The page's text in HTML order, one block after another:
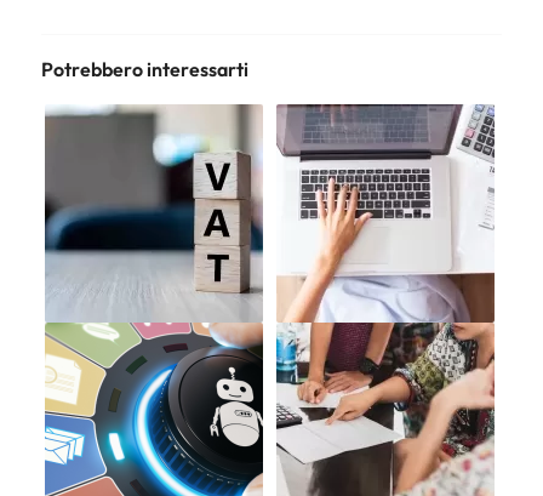
Potrebbero interessarti